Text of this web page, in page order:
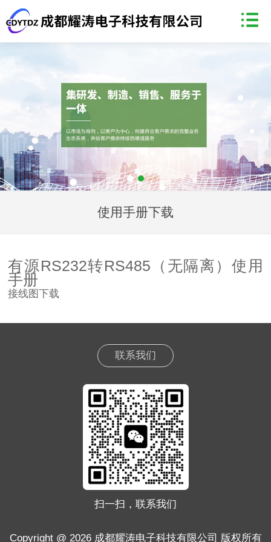
使用手册下载
有源RS232转RS485（无隔离）使用
手册
接线图下载
联系我们
扫一扫，联系我们
Copyright @ 2026 成都耀涛电子科技有限公司 版权所有